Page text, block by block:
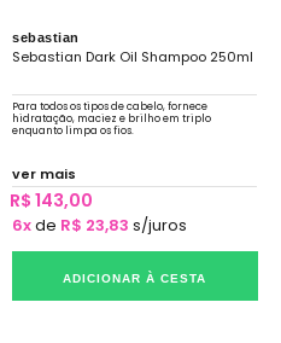
sebastian
Sebastian Dark Oil Shampoo 250ml
Para todos os tipos de cabelo, fornece
hidratação, maciez e brilho em triplo
enquanto limpa os fios.
ver mais
R$ 143,00
6xde R$ 23,83 s/juros
ADICIONAR À CESTA